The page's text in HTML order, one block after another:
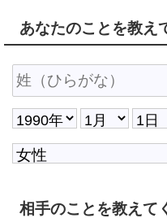
あなたのことを教え
相手のことを教えて